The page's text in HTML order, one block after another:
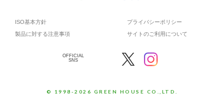
ISO基本方針
プライバシーポリシー
製品に対する注意事項
サイトのご利用について
OFFICIAL
SNS
© 1998-2026 GREEN HOUSE CO.,LTD.